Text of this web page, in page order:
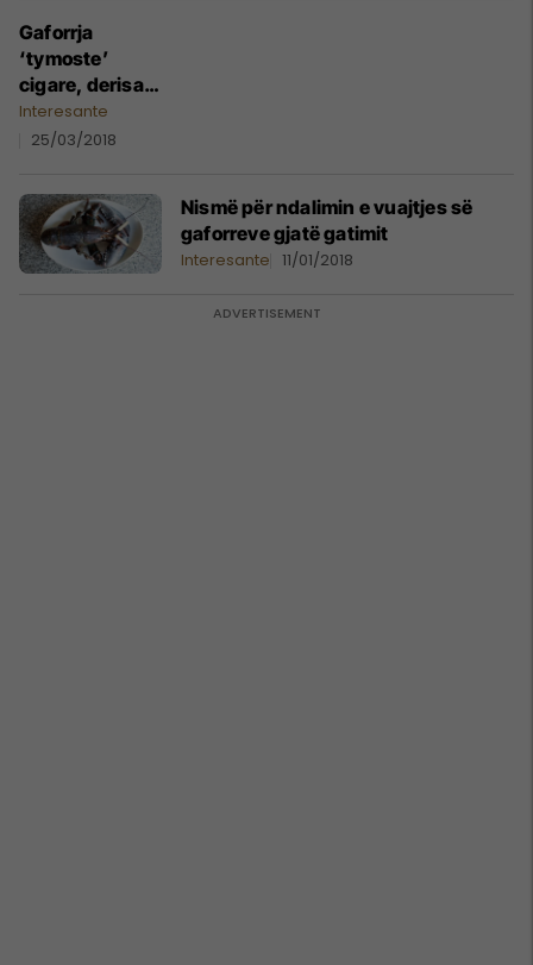
Gaforrja
‘tymoste’
cigare, derisa
qëndronte mbi
kanaçen e
Interesante
25/03/2018
Nismë për ndalimin e vuajtjes së
gaforreve gjatë gatimit
Interesante 11/01/2018